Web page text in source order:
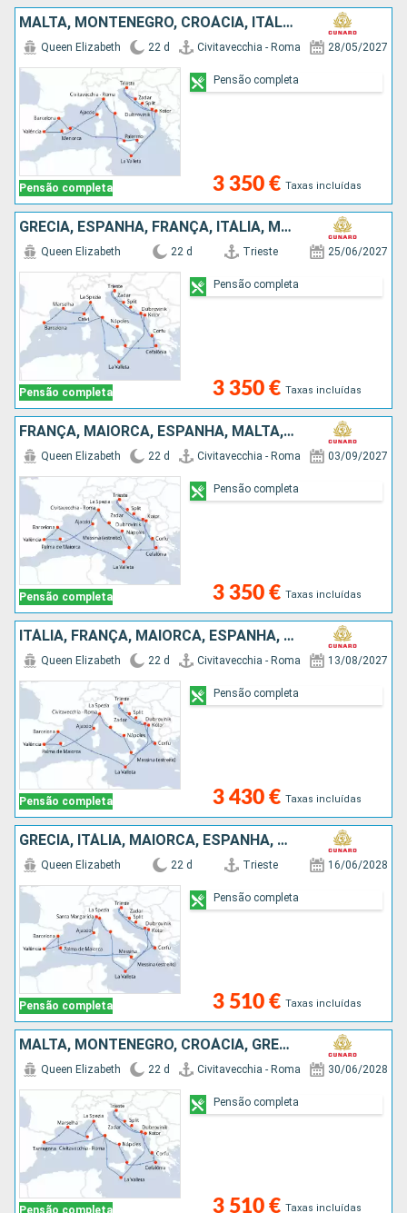
MALTA, MONTENEGRO, CROÁCIA, ITÁLIA, MENORCA, ESPANHA, MAIORCA, FRANÇA
Pensão completa
Queen Elizabeth 22 d Civitavecchia - Roma 28/05/2027
3 350 € Taxas incluídas
Pensão completa
GRÉCIA, ESPANHA, FRANÇA, ITÁLIA, MALTA, MONTENEGRO, CROÁCIA
Pensão completa
Queen Elizabeth 22 d Trieste 25/06/2027
3 350 € Taxas incluídas
Pensão completa
FRANÇA, MAIORCA, ESPANHA, MALTA, MONTENEGRO, CROÁCIA, GRÉCIA, ITÁLIA
Pensão completa
Queen Elizabeth 22 d Civitavecchia - Roma 03/09/2027
3 350 € Taxas incluídas
Pensão completa
ITÁLIA, FRANÇA, MAIORCA, ESPANHA, MALTA, MONTENEGRO, CROÁCIA, GRÉCIA
Pensão completa
Queen Elizabeth 22 d Civitavecchia - Roma 13/08/2027
3 430 € Taxas incluídas
Pensão completa
GRÉCIA, ITÁLIA, MAIORCA, ESPANHA, FRANÇA, MALTA, MONTENEGRO, CROÁCIA
Pensão completa
Queen Elizabeth 22 d Trieste 16/06/2028
3 510 € Taxas incluídas
Pensão completa
MALTA, MONTENEGRO, CROÁCIA, GRÉCIA, ITÁLIA, ESPANHA, FRANÇA
Queen Elizabeth 22 d Civitavecchia - Roma 30/06/2028
3 510 € Taxas incluídas
Pensão completa